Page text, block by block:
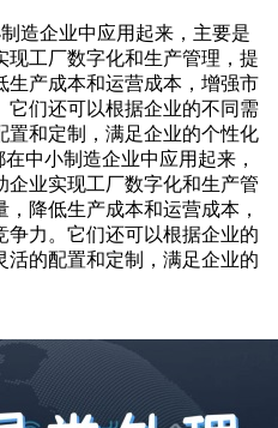
造企业中应用起来，主要是
现工厂数字化和生产管理，提
生产成本和运营成本，增强市
它们还可以根据企业的不同需
置和定制，满足企业的个性化
中小制造企业中应用起来，
企业实现工厂数字化和生产管
降低生产成本和运营成本，
争力。它们还可以根据企业的
活的配置和定制，满足企业的